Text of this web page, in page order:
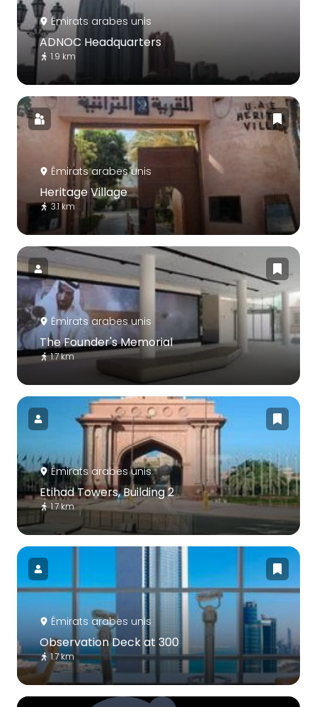
Émirats arabes unis
ADNOC Headquarters
1.9 km
Émirats arabes unis
Heritage Village
3.1 km
Émirats arabes unis
The Founder's Memorial
1.7 km
Émirats arabes unis
Etihad Towers, Building 2
1.7 km
Émirats arabes unis
Observation Deck at 300
1.7 km